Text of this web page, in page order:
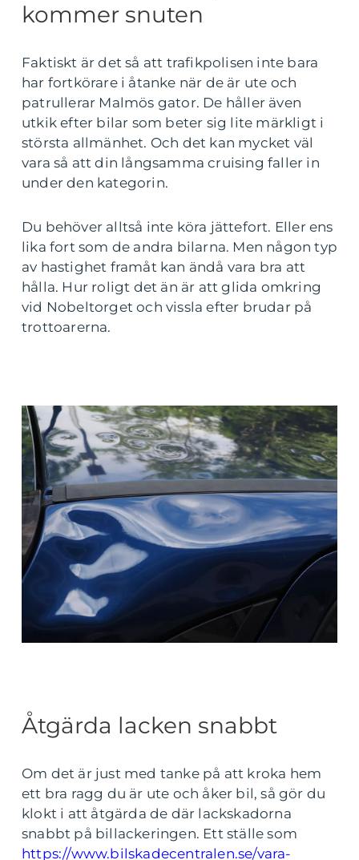
kommer snuten
Faktiskt är det så att trafikpolisen inte bara
har fortkörare i åtanke när de är ute och
patrullerar Malmös gator. De håller även
utkik efter bilar som beter sig lite märkligt i
största allmänhet. Och det kan mycket väl
vara så att din långsamma cruising faller in
under den kategorin.
Du behöver alltså inte köra jättefort. Eller ens
lika fort som de andra bilarna. Men någon typ
av hastighet framåt kan ändå vara bra att
hålla. Hur roligt det än är att glida omkring
vid Nobeltorget och vissla efter brudar på
trottoarerna.
Åtgärda lacken snabbt
Om det är just med tanke på att kroka hem
ett bra ragg du är ute och åker bil, så gör du
klokt i att åtgärda de där lackskadorna
snabbt på billackeringen. Ett ställe som
https://www.bilskadecentralen.se/vara-